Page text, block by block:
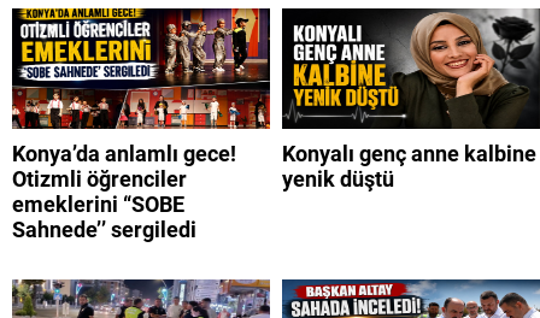
Konya’da anlamlı gece!
Otizmli öğrenciler
emeklerini “SOBE
Sahnede’’ sergiledi
Konyalı genç anne kalbine
yenik düştü